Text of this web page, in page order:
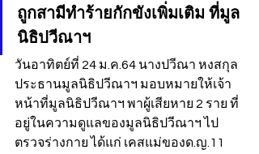
ถูกสามีทำร้ายกักขังเพิ่มเติม ที่มูล
นิธิปวีณาฯ
วันอาทิตย์ที่ 24 ม.ค.64 นางปวีณา หงสกุล
ประธานมูลนิธิปวีณาฯ มอบหมายให้เจ้า
หน้าที่มูลนิธิปวีณาฯ พาผู้เสียหาย 2 ราย ที่
อยู่ในความดูแลของมูลนิธิปวีณาฯ ไป
ตรวจร่างกาย ได้แก่ เคสแม่ของด.ญ.11